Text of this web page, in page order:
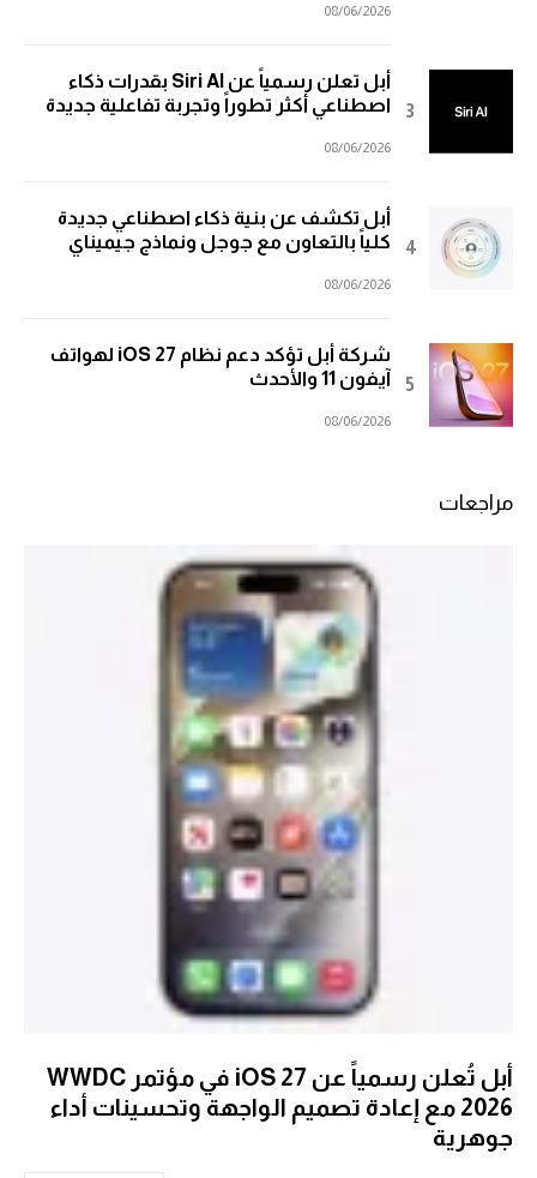
08/06/2026
أبل تعلن رسمياً عن Siri AI بقدرات ذكاء
اصطناعي أكثر تطوراً وتجربة تفاعلية جديدة
08/06/2026
أبل تكشف عن بنية ذكاء اصطناعي جديدة
كلياً بالتعاون مع جوجل ونماذج جيميناي
08/06/2026
شركة أبل تؤكد دعم نظام iOS 27 لهواتف
آيفون 11 والأحدث
08/06/2026
مراجعات
أبل تُعلن رسمياً عن iOS 27 في مؤتمر WWDC
2026 مع إعادة تصميم الواجهة وتحسينات أداء
جوهرية